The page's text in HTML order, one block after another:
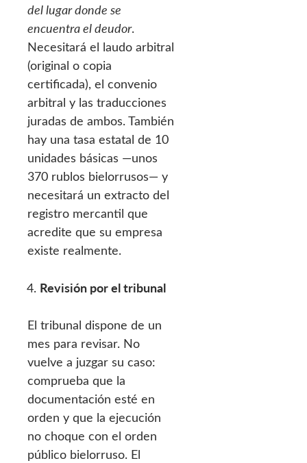
del lugar donde se
encuentra el deudor.
Necesitará el laudo arbitral
(original o copia
certificada), el convenio
arbitral y las traducciones
juradas de ambos. También
hay una tasa estatal de 10
unidades básicas —unos
370 rublos bielorrusos— y
necesitará un extracto del
registro mercantil que
acredite que su empresa
existe realmente.
Revisión por el tribunal
El tribunal dispone de un
mes para revisar. No
vuelve a juzgar su caso:
comprueba que la
documentación esté en
orden y que la ejecución
no choque con el orden
público bielorruso. El